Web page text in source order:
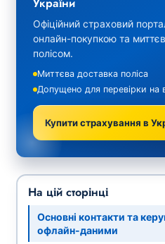
Офіційний страховий
онлайн-покупкою та
полісом.
Миттєва доставка поліса
Допущено для перевірки на
Купити страхування в
На цій сторінці
Основні контакти та
офлайн-даними